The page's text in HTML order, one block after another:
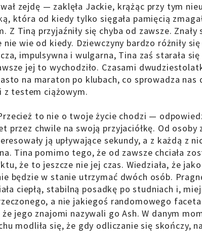
zejdę — zaklęła Jackie, krążąc przy tym
która od kiedy tylko sięgała pamięcią
Z Tiną przyjaźniły się chyba od zawsze. Znały
nie wie od kiedy. Dziewczyny bardzo różniły
impulsywna i wulgarna, Tina zaś starała
jej to wychodziło. Czasami
na maraton po klubach, co sprowadza
z testem ciążowym.
to nie o twoje życie chodzi —
przez chwile na swoją przyjaciółkę. Od osoby
ją upływające sekundy, a z każdą z
Tina pomimo tego, że od zawsze chciała
że to jeszcze nie jej czas. Wiedziała, że
będzie w stanie utrzymać dwóch osób.
ciepłą, stabilną posadkę po studniach i,
a nie jakiegoś randomowego
jego znajomi nazywali go Ash. W danym
modliła się, że gdy odliczanie się skończy,